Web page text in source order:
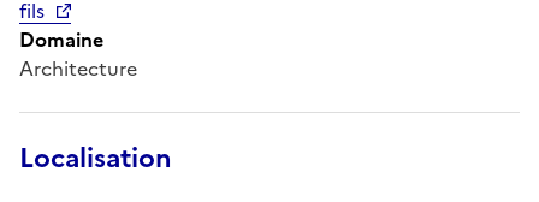
fils
Domaine
Architecture
Localisation